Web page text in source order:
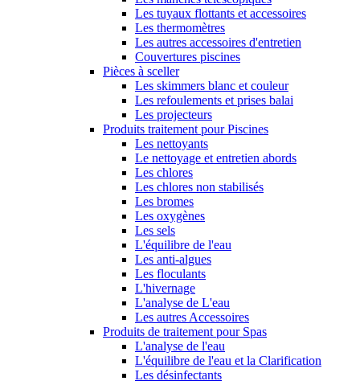
Les tuyaux flottants et accessoires
Les thermomètres
Les autres accessoires d'entretien
Couvertures piscines
Pièces à sceller
Les skimmers blanc et couleur
Les refoulements et prises balai
Les projecteurs
Produits traitement pour Piscines
Les nettoyants
Le nettoyage et entretien abords
Les chlores
Les chlores non stabilisés
Les bromes
Les oxygènes
Les sels
L'équilibre de l'eau
Les anti-algues
Les floculants
L'hivernage
L'analyse de L'eau
Les autres Accessoires
Produits de traitement pour Spas
L'analyse de l'eau
L'équilibre de l'eau et la Clarification
Les désinfectants